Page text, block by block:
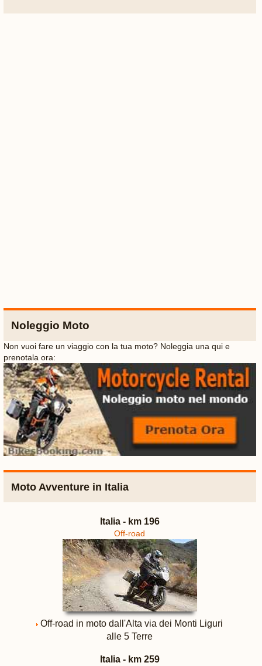
Noleggio Moto
Non vuoi fare un viaggio con la tua moto? Noleggia una qui e
prenotala ora:
Moto Avventure in Italia
Italia - km 196
Off-road
Off-road in moto dall'Alta via dei Monti Liguri
alle 5 Terre
Italia - km 259